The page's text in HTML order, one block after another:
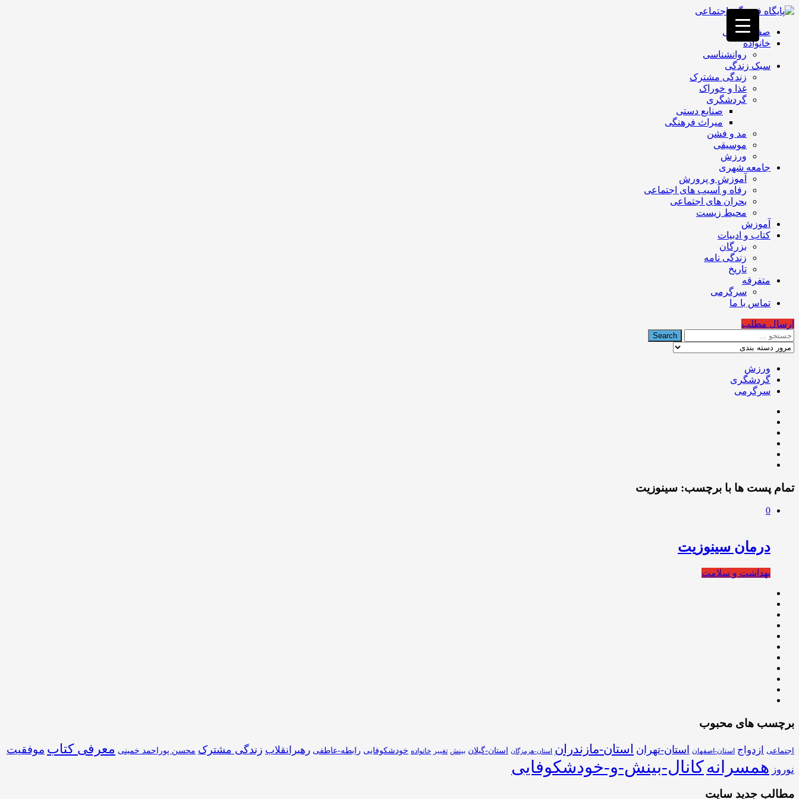
فصد
غرب
تهران
خشکشویی
تصفیه
تهران
صفحه اصلی
خانواده
روانشناسی
سبک زندگی
زندگی مشترک
غذا و خوراک
گردشگری
صنایع دستی
میراث فرهنگی
مد و فشن
موسیقی
ورزش
جامعه شهری
آموزش و پرورش
رفاه و آسیب های اجتماعی
بحران های اجتماعی
محیط زیست
آموزش
کتاب و ادبیات
بزرگان
زندگی نامه
تاریخ
متفرقه
سرگرمی
تماس با ما
ارسال مطلب
ورزش
گردشگری
سرگرمی
تمام پست ها با برچسب: سينوزيت
0
درمان سينوزيت
بهداشت و سلامت
برچسب های محبوب
اجتماعی ازدواج استان-اصفهان استان-تهران استان-مازندران استان-هرمزگان استان-گیلان بینش تغییر خانواده خودشکوفایی رابطه-عاطفی رهبرانقلاب زندگی مشترک محسن پوراحمد خمینی معرفی کتاب موفقیت
نوروز همسرانهکانال-بینش-و-خودشکوفایی
مطالب جدید سایت